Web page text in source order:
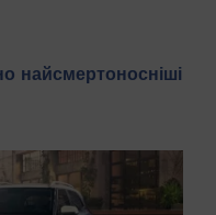
найсмертоносніші